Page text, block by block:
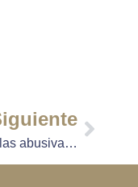
Cláusulas abusivas en hipotecas y préstamos, cómo identificarlas y reclamarlas